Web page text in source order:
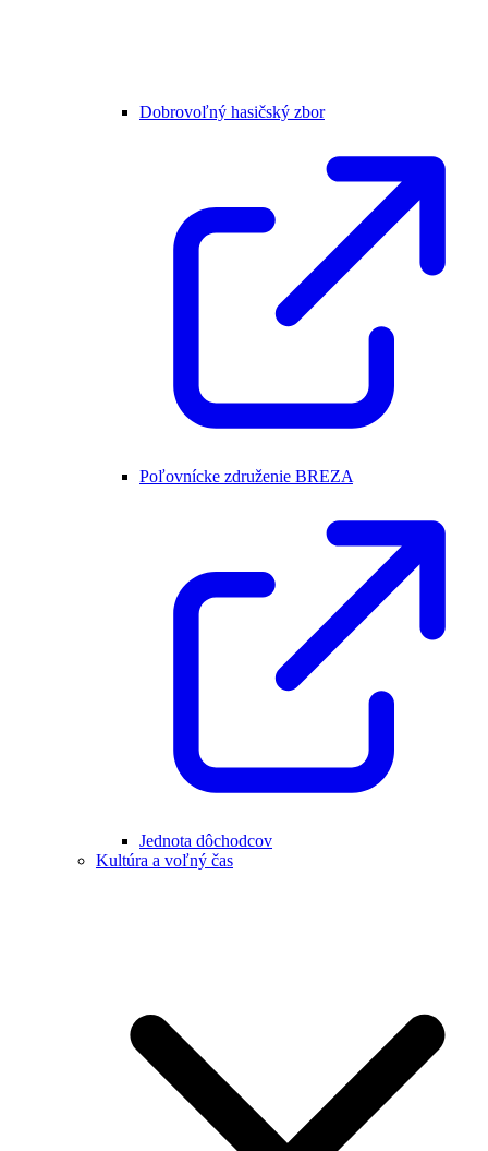
Dobrovoľný hasičský zbor
Poľovnícke združenie BREZA
Jednota dôchodcov
Kultúra a voľný čas